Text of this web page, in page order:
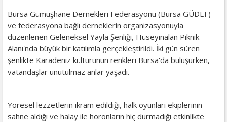
Bursa Gümüşhane Dernekleri Federasyonu (Bursa GÜDEF)
ve federasyona bağlı derneklerin organizasyonuyla
düzenlenen Geleneksel Yayla Şenliği, Hüseyinalan Piknik
Alanı'nda büyük bir katılımla gerçekleştirildi. İki gün süren
şenlikte Karadeniz kültürünün renkleri Bursa'da buluşurken,
vatandaşlar unutulmaz anlar yaşadı.
Yöresel lezzetlerin ikram edildiği, halk oyunları ekiplerinin
sahne aldığı ve halay ile horonların hiç durmadığı etkinlikte